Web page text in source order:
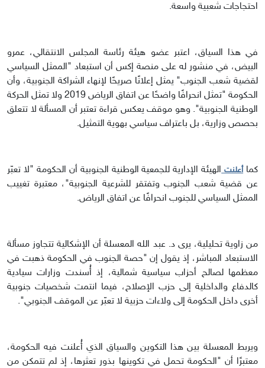
احتجاجات شعبية واسعة.
في هذا السياق، اعتبر عضو هيئة رئاسة المجلس الانتقالي، عمرو
البيض، في منشور له على منصة إكس أن استبعاد "الممثل السياسي
لقضية شعب الجنوب" يمثل إعلانًا صريحًا لإنهاء الشراكة الجنوبية، وأن
الحكومة "تمثل انحرافًا واضحًا عن اتفاق الرياض 2019 ولا تمثل الحركة
الوطنية الجنوبية". وهو موقف يعكس قراءة تعتبر أن المسألة لا تتعلق
بحصص وزارية، بل باعتراف سياسي بهوية التمثيل.
كماأعلنت الهيئة الإدارية للجمعية الوطنية الجنوبية أن الحكومة "لا تعبّر
عن قضية شعب الجنوب وتفتقر للشرعية الجنوبية"، معتبرة تغييب
الممثل السياسي للجنوب انحرافًا عن اتفاق الرياض.
من زاوية تحليلية، يرى د. عبد الله المعسلة أن الإشكالية تتجاوز مسألة
الاستبعاد المباشر، إذ يقول إن "حصة الجنوب في الحكومة ذهبت في
معظمها لصالح أحزاب سياسية شمالية، إذ أُسندت وزارات سيادية
كالدفاع والداخلية إلى حزب الإصلاح، فيما انتمت شخصيات جنوبية
أخرى داخل الحكومة إلى ولاءات حزبية لا تعبّر عن الموقف الجنوبي".
ويربط المعسلة بين هذا التكوين والسياق الذي أُعلنت فيه الحكومة،
معتبرًا أن "الحكومة تحمل في تكوينها بذور تعثرها، إذ لم تتمكن من